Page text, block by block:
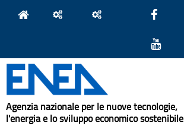
Agenzia nazionale per le nuove tecnologie,
l'energia e lo sviluppo economico sostenibile